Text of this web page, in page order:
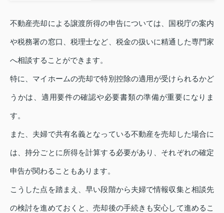
不動産売却による譲渡所得の申告については、国税庁の案内
や税務署の窓口、税理士など、税金の扱いに精通した専門家
へ相談することができます。
特に、マイホームの売却で特別控除の適用が受けられるかど
うかは、適用要件の確認や必要書類の準備が重要になりま
す。
また、夫婦で共有名義となっている不動産を売却した場合に
は、持分ごとに所得を計算する必要があり、それぞれの確定
申告が関わることもあります。
こうした点を踏まえ、早い段階から夫婦で情報収集と相談先
の検討を進めておくと、売却後の手続きも安心して進めるこ